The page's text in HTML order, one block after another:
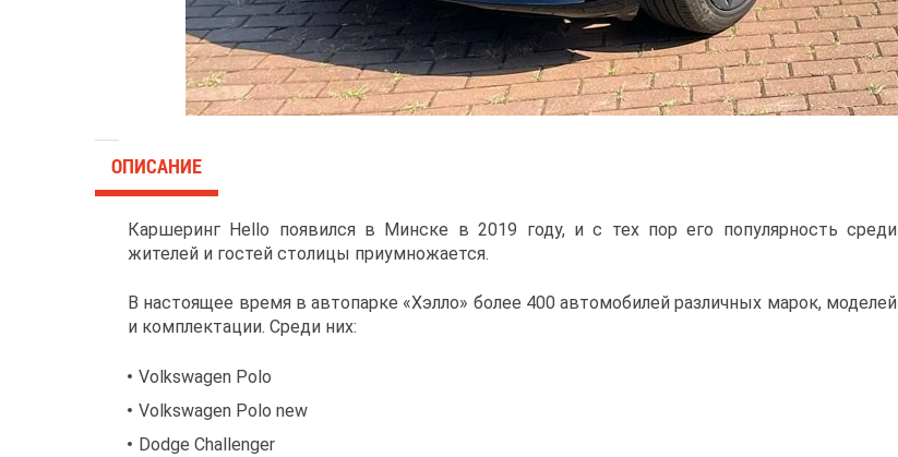
ОПИСАНИЕ
Каршеринг Hello появился в Минске в 2019 году, и с тех пор его популярность среди
жителей и гостей столицы приумножается.
В настоящее время в автопарке «Хэлло» более 400 автомобилей различных марок, моделей
и комплектации. Среди них:
Volkswagen Polo
Volkswagen Polo new
Dodge Challenger